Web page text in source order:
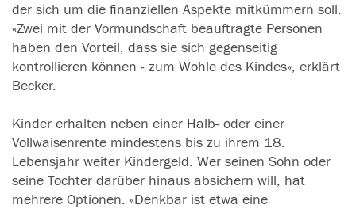
der sich um die finanziellen Aspekte mitkümmern soll.
«Zwei mit der Vormundschaft beauftragte Personen
haben den Vorteil, dass sie sich gegenseitig
kontrollieren können - zum Wohle des Kindes», erklärt
Becker.
Kinder erhalten neben einer Halb- oder einer
Vollwaisenrente mindestens bis zu ihrem 18.
Lebensjahr weiter Kindergeld. Wer seinen Sohn oder
seine Tochter darüber hinaus absichern will, hat
mehrere Optionen. «Denkbar ist etwa eine